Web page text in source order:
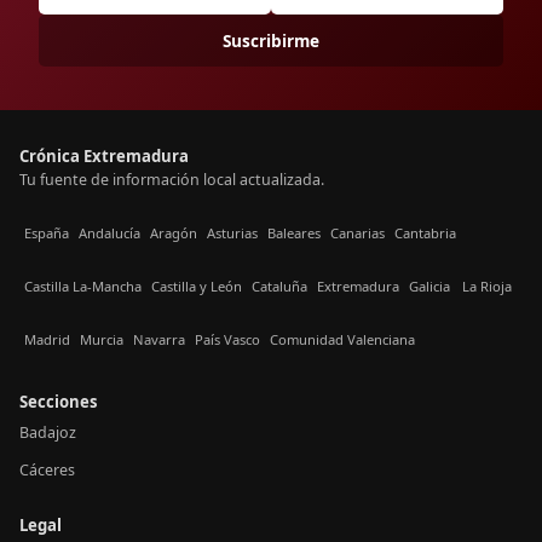
Suscribirme
Crónica Extremadura
Tu fuente de información local actualizada.
España Andalucía Aragón Asturias Baleares Canarias Cantabria
Castilla La-Mancha Castilla y León Cataluña Extremadura Galicia La Rioja
Madrid Murcia Navarra País Vasco Comunidad Valenciana
Secciones
Badajoz
Cáceres
Legal